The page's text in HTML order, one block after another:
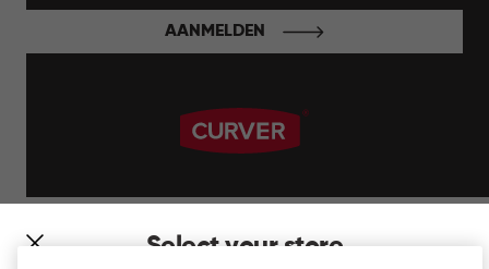
Select your store
AANMELDEN